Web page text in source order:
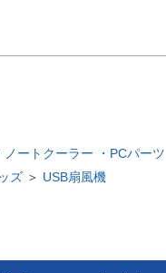
ノートクーラー ・PCパーツ
ズ ＞ USB扇風機